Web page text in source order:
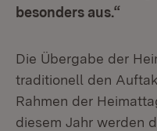
besonders aus.“
Die Übergabe der
traditionell den
Rahmen der
diesem Jahr werden